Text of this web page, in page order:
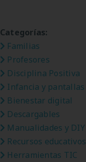
Categorías:
Familias
Profesores
Disciplina Positiva
Infancia y pantallas
Bienestar digital
Descargables
Manualidades y DIY
Recursos educativos
Herramientas TIC